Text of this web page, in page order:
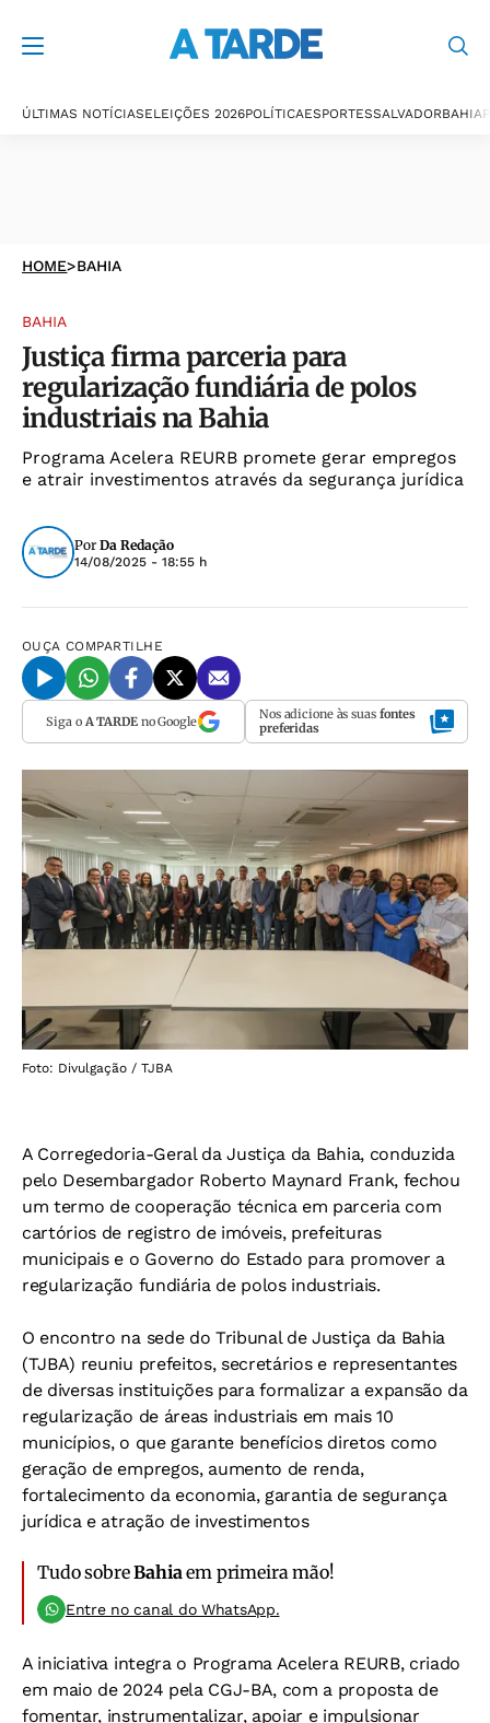
ÚLTIMAS NOTÍCIASELEIÇÕES 2026POLÍTICAESPORTESSALVADORBAHIA
HOME>BAHIA
BAHIA
Justiça firma parceria para
regularização fundiária de polos
industriais na Bahia
Programa Acelera REURB promete gerar empregos
e atrair investimentos através da segurança jurídica
Por Da Redação
14/08/2025 - 18:55 h
OUÇA COMPARTILHE
Siga o A TARDEno Google Nos adicione às suas fontes
preferidas
Foto: Divulgação / TJBA
A Corregedoria-Geral da Justiça da Bahia, conduzida
pelo Desembargador Roberto Maynard Frank, fechou
um termo de cooperação técnica em parceria com
cartórios de registro de imóveis, prefeituras
municipais e o Governo do Estado para promover a
regularização fundiária de polos industriais.
O encontro na sede do Tribunal de Justiça da Bahia
(TJBA) reuniu prefeitos, secretários e representantes
de diversas instituições para formalizar a expansão da
regularização de áreas industriais em mais 10
municípios, o que garante benefícios diretos como
geração de empregos, aumento de renda,
fortalecimento da economia, garantia de segurança
jurídica e atração de investimentos
Tudo sobreBahiaem primeira mão!
Entre no canal do WhatsApp.
A iniciativa integra o Programa Acelera REURB, criado
em maio de 2024 pela CGJ-BA, com a proposta de
fomentar, instrumentalizar, apoiar e impulsionar